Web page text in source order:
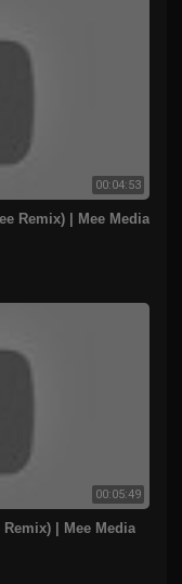
00:04:53
Remix) | Mee Media
00:05:49
| Mee Media